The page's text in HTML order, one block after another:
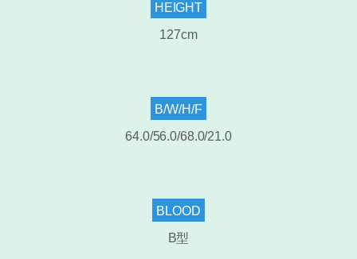
HEIGHT
127cm
B/W/H/F
64.0/56.0/68.0/21.0
BLOOD
B型